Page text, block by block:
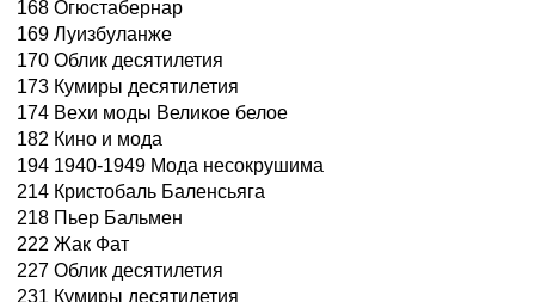
168 Огюстабернар
169 Луизбуланже
170 Облик десятилетия
173 Кумиры десятилетия
174 Вехи моды Великое белое
182 Кино и мода
194 1940-1949 Мода несокрушима
214 Кристобаль Баленсьяга
218 Пьер Бальмен
222 Жак Фат
227 Облик десятилетия
231 Кумиры десятилетия